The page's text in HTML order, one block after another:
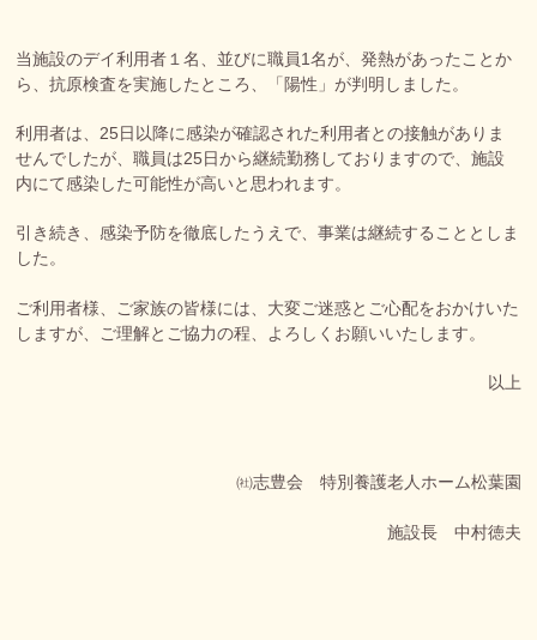
当施設のデイ利用者１名、並びに職員1名が、発熱があったことか
ら、抗原検査を実施したところ、「陽性」が判明しました。
利用者は、25日以降に感染が確認された利用者との接触がありま
せんでしたが、職員は25日から継続勤務しておりますので、施設
内にて感染した可能性が高いと思われます。
引き続き、感染予防を徹底したうえで、事業は継続することとしま
した。
ご利用者様、ご家族の皆様には、大変ご迷惑とご心配をおかけいた
しますが、ご理解とご協力の程、よろしくお願いいたします。
以上
㈳志豊会 特別養護老人ホーム松葉園
施設長 中村徳夫